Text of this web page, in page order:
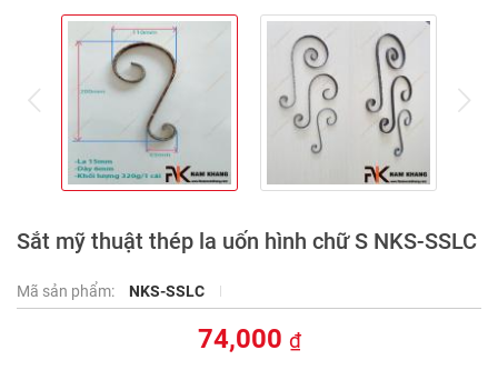
prev
Sắt mỹ thuật thép la uốn hình chữ S NKS-SSLC
Mã sản phẩm: NKS-SSLC
74,000 ₫